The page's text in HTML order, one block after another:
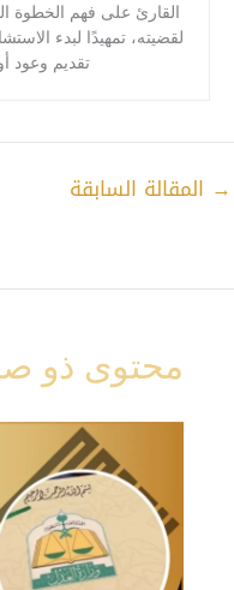
القارئ على فهم الخطوة
لقضيته، تمهيدًا لبدء
تقديم وعود
→ المقالة السابقة
محتوى ذو